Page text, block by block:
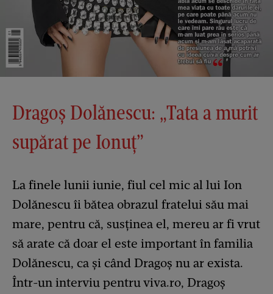
Dragoș Dolănescu: „Tata a murit
supărat pe Ionuț”
La finele lunii iunie, fiul cel mic al lui Ion
Dolănescu îi bătea obrazul fratelui său mai
mare, pentru că, susținea el, mereu ar fi vrut
să arate că doar el este important în familia
Dolănescu, ca și când Dragoș nu ar exista.
Într-un interviu pentru viva.ro, Dragoș